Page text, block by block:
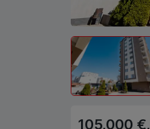
105,000 €,